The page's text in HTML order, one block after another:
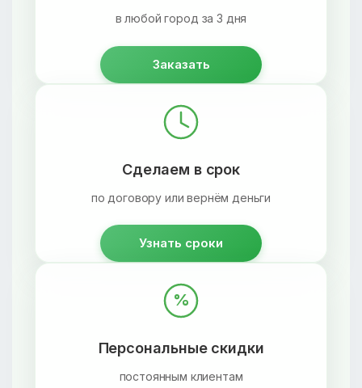
в любой город за 3 дня
Заказать
Сделаем в срок
по договору или вернём деньги
Узнать сроки
%
Персональные скидки
постоянным клиентам